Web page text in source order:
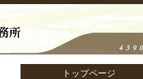
トップページ